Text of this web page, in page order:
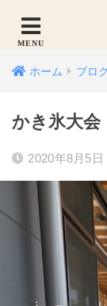
ホーム ブロ
かき氷大会
2020年8月5日